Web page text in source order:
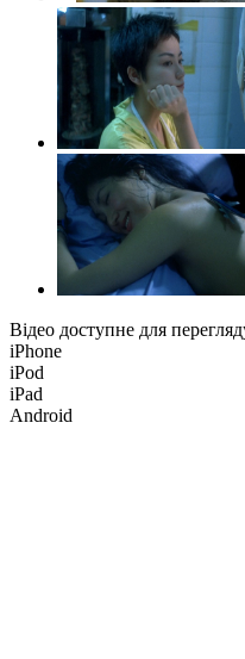
Відео доступне для
iPhone
iPod
iPad
Android